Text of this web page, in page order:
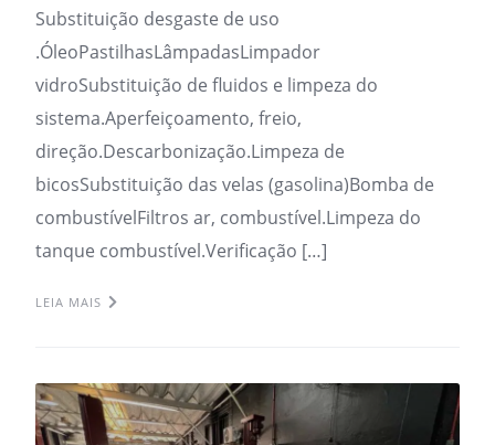
Substituição desgaste de uso
.ÓleoPastilhasLâmpadasLimpador
vidroSubstituição de fluidos e limpeza do
sistema.Aperfeiçoamento, freio,
direção.Descarbonização.Limpeza de
bicosSubstituição das velas (gasolina)Bomba de
combustívelFiltros ar, combustível.Limpeza do
tanque combustível.Verificação […]
LEIA MAIS